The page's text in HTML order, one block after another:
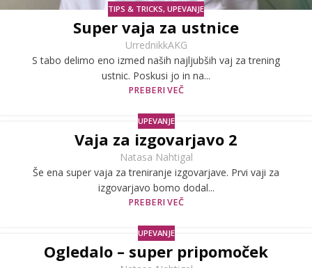
TIPS & TRICKS, UPEVANJE
Super vaja za ustnice
UrrednikkAKG
S tabo delimo eno izmed naših najljubših vaj za trening
ustnic. Poskusi jo in na...
PREBERI VEČ
UPEVANJE
Vaja za izgovarjavo 2
Natasa Nahtigal
Še ena super vaja za treniranje izgovarjave. Prvi vaji za
izgovarjavo bomo dodal...
PREBERI VEČ
UPEVANJE
Ogledalo – super pripomoček